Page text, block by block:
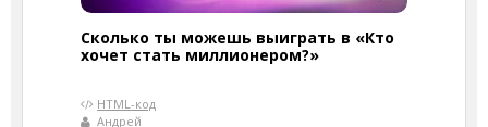
Сколько ты можешь выиграть в «Кто
хочет стать миллионером?»
HTML-код
Андрей